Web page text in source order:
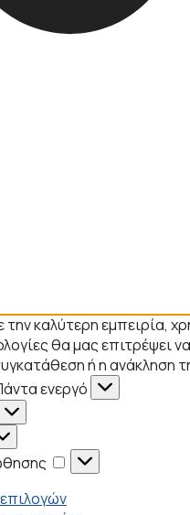
την καλύτερη εμπειρία,
θα μας
ή η ανάκληση
ενεργό
Εμπορικής
Προώθησης